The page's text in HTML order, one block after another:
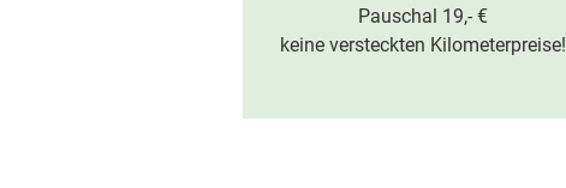
Pauschal 19,- €
keine versteckten Kilometerpreise!